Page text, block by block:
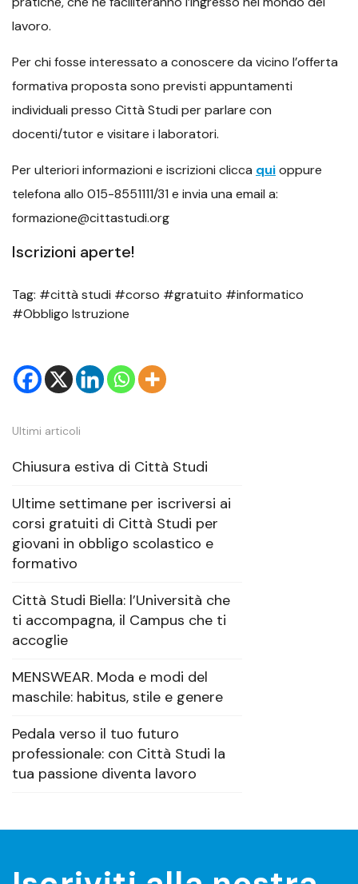
lavoro.
Per chi fosse interessato a conoscere da vicino l’offerta
formativa proposta sono previsti appuntamenti
individuali presso Città Studi per parlare con
docenti/tutor e visitare i laboratori.
Per ulteriori informazioni e iscrizioni clicca quioppure
telefona allo 015-8551111/31 e invia una email a:
formazione@cittastudi.org
Iscrizioni aperte!
Tag: #città studi #corso #gratuito #informatico
#Obbligo Istruzione
Ultimi articoli
Chiusura estiva di Città Studi
Ultime settimane per iscriversi ai
corsi gratuiti di Città Studi per
giovani in obbligo scolastico e
formativo
Città Studi Biella: l’Università che
ti accompagna, il Campus che ti
accoglie
MENSWEAR. Moda e modi del
maschile: habitus, stile e genere
Pedala verso il tuo futuro
professionale: con Città Studi la
tua passione diventa lavoro